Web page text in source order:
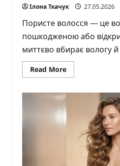
Ілона Ткачук 27.05.2026
Пористе волосся — це
пошкодженою або
миттєво вбирає вологу
Read MoreRead
more
це
як
визначити
правильно
доглядати